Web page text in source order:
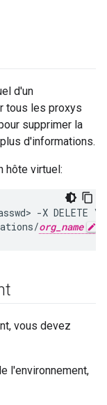
d'un
tous les proxys
supprimer la
d'informations.
hôte virtuel:
-X DELETE \
org_name
vous devez
l'environnement,